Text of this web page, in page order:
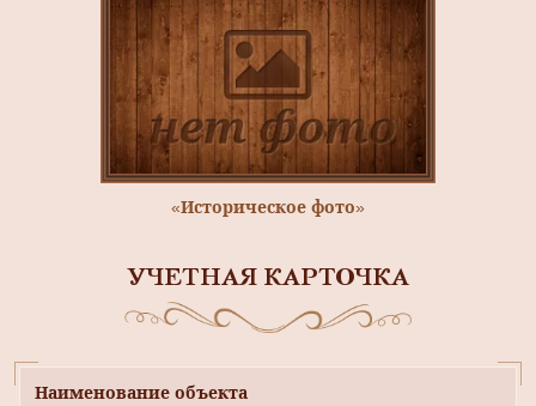
«Историческое фото»
УЧЕТНАЯ КАРТОЧКА
Наименование объекта